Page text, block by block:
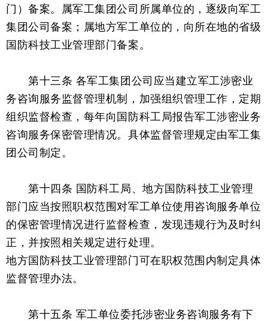
门）备案。属军工集团公司所属单位的，逐级向军工
集团公司备案；属地方军工单位的，向所在地的省级
国防科技工业管理部门备案。
第十三条 各军工集团公司应当建立军工涉密业
务咨询服务监督管理机制，加强组织管理工作，定期
组织监督检查，每年向国防科工局报告军工涉密业务
咨询服务保密管理情况。具体监督管理规定由军工集
团公司制定。
第十四条 国防科工局、地方国防科技工业管理
部门应当按照职权范围对军工单位使用咨询服务单位
的保密管理情况进行监督检查，发现违规行为及时纠
正，并按照相关规定进行处理。
地方国防科技工业管理部门可在职权范围内制定具体
监督管理办法。
第十五条 军工单位委托涉密业务咨询服务有下